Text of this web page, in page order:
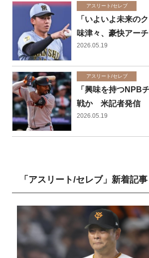
アスリート/セレブ
「いよいよ未来の
味津々、豪快アー
2026.05.19
アスリート/セレブ
「興味を持つNPB
戦か 米記者発信
2026.05.19
「アスリート/セレブ」新着記事